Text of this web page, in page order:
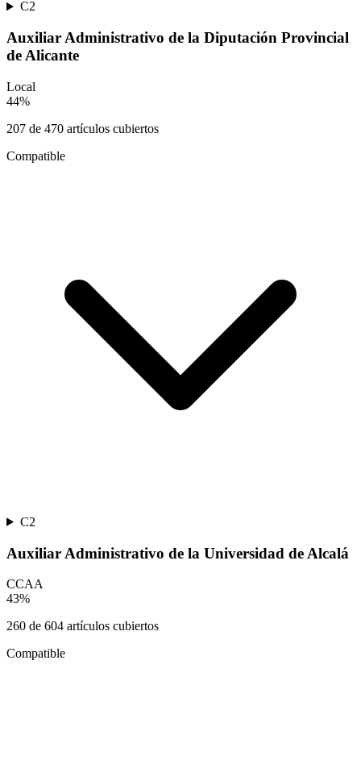
C2
Auxiliar Administrativo de la Diputación Provincial
de Alicante
Local
44%
207 de 470 artículos cubiertos
Compatible
C2
Auxiliar Administrativo de la Universidad de Alcalá
CCAA
43%
260 de 604 artículos cubiertos
Compatible